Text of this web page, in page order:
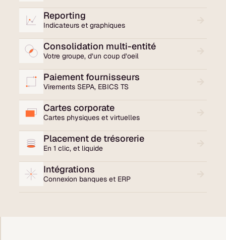
Reporting
Indicateurs et graphiques
Consolidation multi-entité
Votre groupe, d’un coup d’oeil
Paiement fournisseurs
Virements SEPA, EBICS TS
Cartes corporate
Cartes physiques et virtuelles
Placement de trésorerie
En 1 clic, et liquide
Intégrations
Connexion banques et ERP